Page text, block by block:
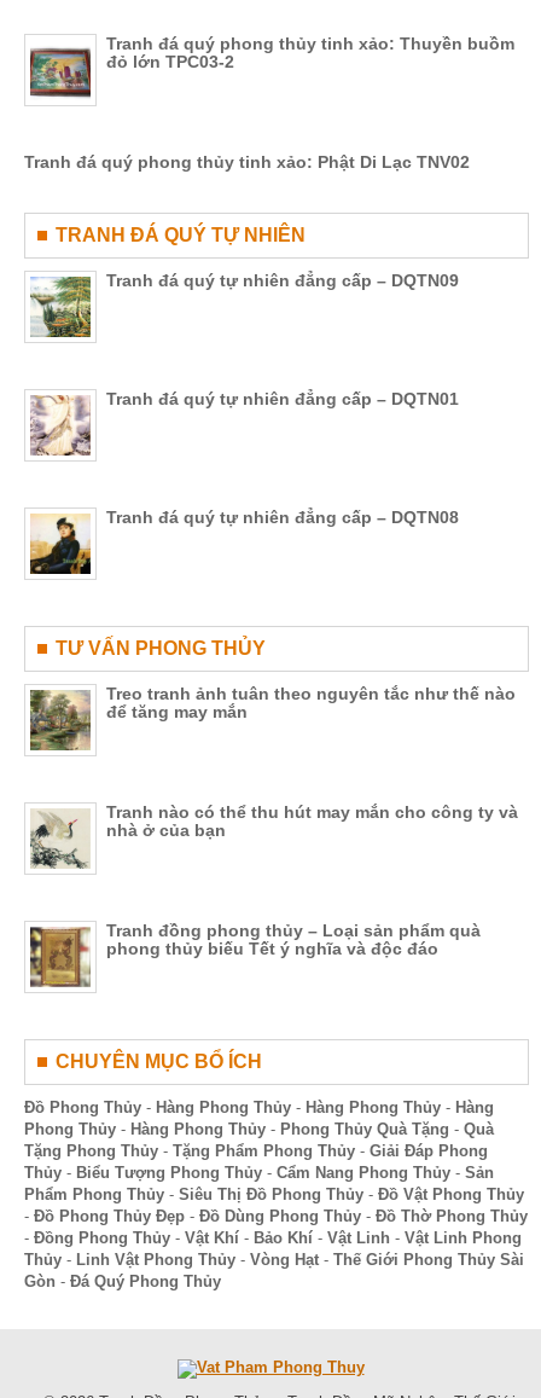
Tranh đá quý phong thủy tinh xảo: Thuyền buồm
đỏ lớn TPC03-2
Tranh đá quý phong thủy tinh xảo: Phật Di Lạc TNV02
TRANH ĐÁ QUÝ TỰ NHIÊN
Tranh đá quý tự nhiên đẳng cấp – DQTN09
Tranh đá quý tự nhiên đẳng cấp – DQTN01
Tranh đá quý tự nhiên đẳng cấp – DQTN08
TƯ VẤN PHONG THỦY
Treo tranh ảnh tuân theo nguyên tắc như thế nào
để tăng may mắn
Tranh nào có thể thu hút may mắn cho công ty và
nhà ở của bạn
Tranh đồng phong thủy – Loại sản phẩm quà
phong thủy biếu Tết ý nghĩa và độc đáo
CHUYÊN MỤC BỔ ÍCH
Đồ Phong Thủy - Hàng Phong Thủy - Hàng Phong Thủy - Hàng
Phong Thủy - Hàng Phong Thủy - Phong Thủy Quà Tặng - Quà
Tặng Phong Thủy - Tặng Phẩm Phong Thủy - Giải Đáp Phong
Thủy - Biểu Tượng Phong Thủy - Cẩm Nang Phong Thủy - Sản
Phẩm Phong Thủy - Siêu Thị Đồ Phong Thủy - Đồ Vật Phong Thủy
- Đồ Phong Thủy Đẹp - Đồ Dùng Phong Thủy - Đồ Thờ Phong Thủy
- Đồng Phong Thủy - Vật Khí - Bảo Khí - Vật Linh - Vật Linh Phong
Thủy - Linh Vật Phong Thủy - Vòng Hạt - Thế Giới Phong Thủy Sài
Gòn - Đá Quý Phong Thủy